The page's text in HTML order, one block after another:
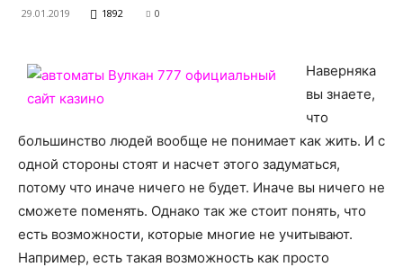
о
29.01.2019 1892 0
Наверняка
вы знаете,
что
большинство людей вообще не понимает как жить. И с
одной стороны стоят и насчет этого задуматься,
потому что иначе ничего не будет. Иначе вы ничего не
сможете поменять. Однако так же стоит понять, что
есть возможности, которые многие не учитывают.
Например, есть такая возможность как просто